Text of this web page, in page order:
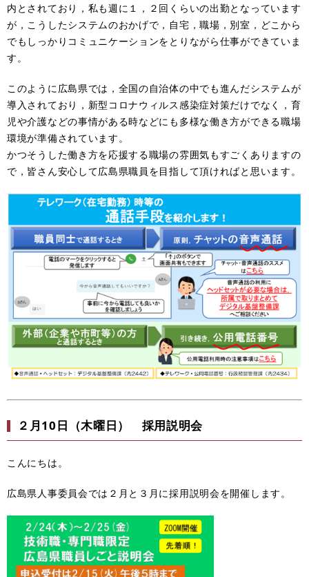
内とされており，私も週に１，２回くらいの出勤となっています
が，こうしたシステムのおかげで，自宅，職場，別室，どこから
でもしっかりコミュニケーションをとりながら仕事ができていま
す。
このように広島県では，全国の自治体の中でも進んだシステムが
導入されており，新型コロナウィルス感染症対策だけでなく，育
児や介護などの事情がある時などにも多様な働き方ができる職場
環境が準備されています。
かつそうした働き方を応援する職場の雰囲気もすごくありますの
で，皆さん安心して広島県職員を目指して頂ければと思います。
２月10日（木曜日） 採用説明会
こんにちは。
広島県人事委員会では２月と３月に採用説明会を開催します。